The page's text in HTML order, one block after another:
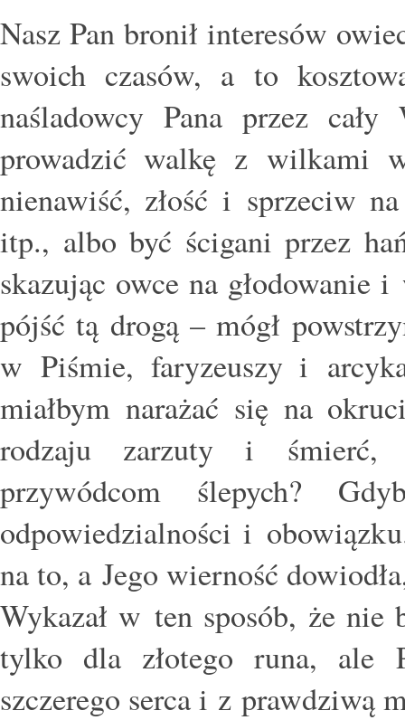
Nasz Pan bronił interesów
swoich czasów, a to
naśladowcy Pana przez
prowadzić walkę z wilkami
nienawiść, złość i sprzeciw
itp., albo być ścigani przez
skazując owce na głodowanie
pójść tą drogą – mógł
w Piśmie, faryzeuszy i
miałbym narażać się na
rodzaju zarzuty i śmierć,
przywódcom ślepych?
odpowiedzialności i
na to, a Jego wierność
Wykazał w ten sposób, że nie
tylko dla złotego runa, ale
szczerego serca i z prawdziwą